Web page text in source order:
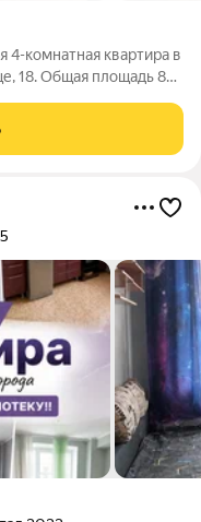
4-комнатная квартира в
18. Общая площадь 82
семейных обедов. Окна